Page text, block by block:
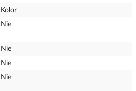
Kolor
Nie
Nie
Nie
Nie